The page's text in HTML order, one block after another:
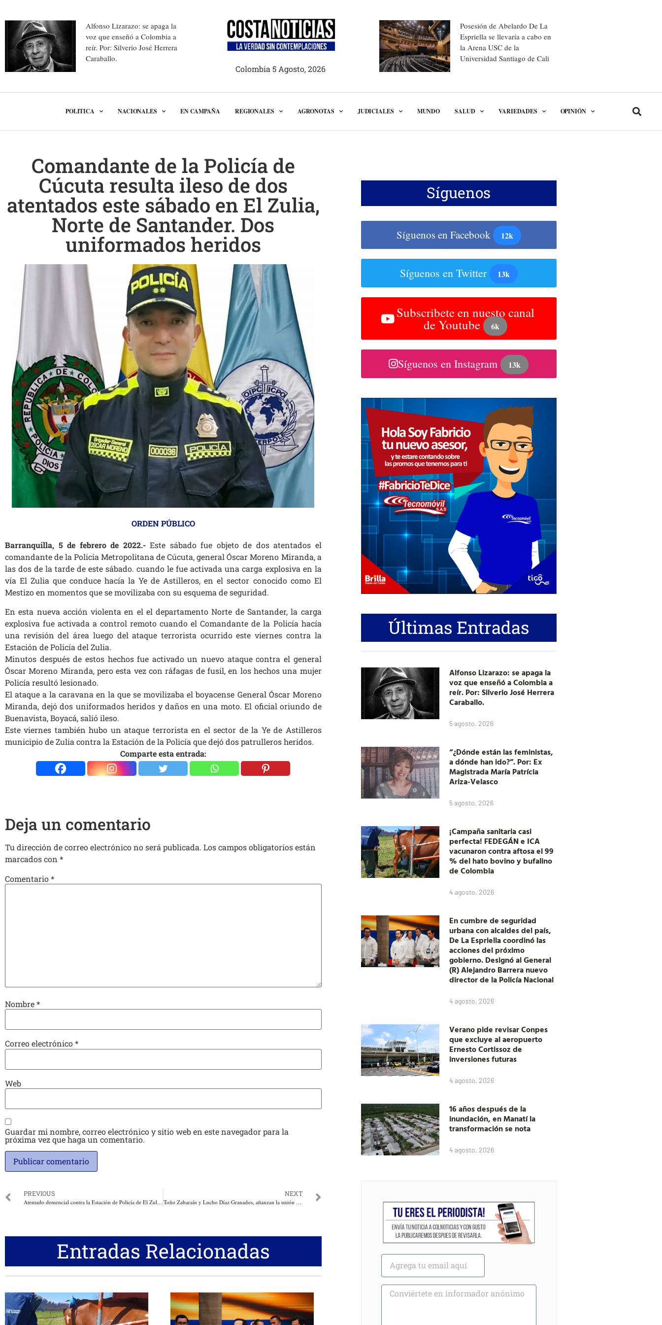
Alfonso Lizarazo: se apaga la
voz que enseñó a Colombia a
reír. Por: Silverio José Herrera
Caraballo.
Colombia 5 Agosto, 2026
Posesión de Abelardo De La
Espriella se llevaría a cabo en
la Arena USC de la
Universidad Santiago de Cali
POLITICA NACIONALES EN CAMPAÑA REGIONALES AGRONOTAS JUDICIALES MUNDO SALUD VARIEDADES OPINIÓN
Comandante de la Policía de
Cúcuta resulta ileso de dos
atentados este sábado en El Zulia,
Norte de Santander. Dos
uniformados heridos
ORDEN PÚBLICO
Barranquilla, 5 de febrero de 2022.-Este sábado fue objeto de dos atentados el
comandante de la Policía Metropolitana de Cúcuta, general Óscar Moreno Miranda, a
las dos de la tarde de este sábado. cuando le fue activada una carga explosiva en la
vía El Zulia que conduce hacía la Ye de Astilleros, en el sector conocido como El
Mestizo en momentos que se movilizaba con su esquema de seguridad.
En esta nueva acción violenta en el el departamento Norte de Santander, la carga
explosiva fue activada a control remoto cuando el Comandante de la Policía hacía
una revisión del área luego del ataque terrorista ocurrido este viernes contra la
Estación de Policía del Zulia.
Minutos después de estos hechos fue activado un nuevo ataque contra el general
Óscar Moreno Miranda, pero esta vez con ráfagas de fusil, en los hechos una mujer
Policía resultó lesionado.
El ataque a la caravana en la que se movilizaba el boyacense General Óscar Moreno
Miranda, dejó dos uniformados heridos y daños en una moto. El oficial oriundo de
Buenavista, Boyacá, salió ileso.
Este viernes también hubo un ataque terrorista en el sector de la Ye de Astilleros
municipio de Zulia contra la Estación de la Policía que dejó dos patrulleros heridos.
Comparte esta entrada:
Deja un comentario
Tu dirección de correo electrónico no será publicada. Los campos obligatorios están
marcados con *
Comentario*
Nombre*
Correo electrónico*
Web
Guardar mi nombre, correo electrónico y sitio web en este navegador para la
próxima vez que haga un comentario.
PREVIOUS
Atentado demencial contra la Estación de Policía de El Zulia, y los patrulleros que se encontraban adentro. Dos Policías heridos
NEXT
Toño Zabaraín y Lucho Díaz Granados, afianzan la unión de sus equipos políticos del Atlántico
Entradas Relacionadas
Síguenos
Síguenos en Facebook 12k
Síguenos en Twitter 13k
Subscribete en nuesto canal
de Youtube 6k
Síguenos en Instagram 13k
Últimas Entradas
Alfonso Lizarazo: se apaga la
voz que enseñó a Colombia a
reír. Por: Silverio José Herrera
Caraballo.
5 agosto, 2026
“¿Dónde están las feministas,
a dónde han ido?”. Por: Ex
Magistrada María Patrícia
Ariza-Velasco
5 agosto, 2026
¡Campaña sanitaria casi
perfecta! FEDEGÁN e ICA
vacunaron contra aftosa el 99
% del hato bovino y bufalino
de Colombia
4 agosto, 2026
En cumbre de seguridad
urbana con alcaldes del país,
De La Espriella coordinó las
acciones del próximo
gobierno. Designó al General
(R) Alejandro Barrera nuevo
director de la Policía Nacional
4 agosto, 2026
Verano pide revisar Conpes
que excluye al aeropuerto
Ernesto Cortissoz de
inversiones futuras
4 agosto, 2026
16 años después de la
inundación, en Manatí la
transformación se nota
4 agosto, 2026